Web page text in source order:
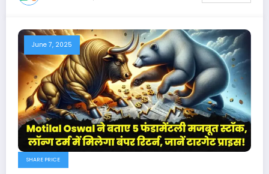
June 7, 2025
SHARE PRICE